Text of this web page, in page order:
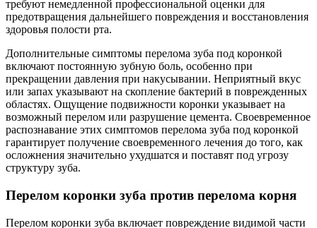
требуют немедленной профессиональной оценки для
предотвращения дальнейшего повреждения и восстановления
здоровья полости рта.
Дополнительные симптомы перелома зуба под коронкой
включают постоянную зубную боль, особенно при
прекращении давления при накусывании. Неприятный вкус
или запах указывают на скопление бактерий в поврежденных
областях. Ощущение подвижности коронки указывает на
возможный перелом или разрушение цемента. Своевременное
распознавание этих симптомов перелома зуба под коронкой
гарантирует получение своевременного лечения до того, как
осложнения значительно ухудшатся и поставят под угрозу
структуру зуба.
Перелом коронки зуба против перелома корня
Перелом коронки зуба включает повреждение видимой части